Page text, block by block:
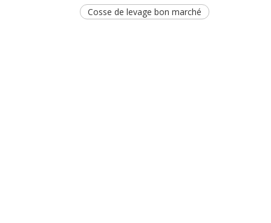
Cosse de levage bon marché